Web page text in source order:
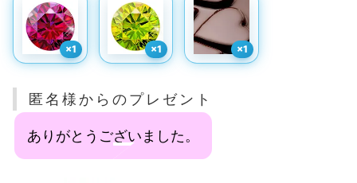
×1 ×1 ×1
匿名様からのプレゼント
ありがとうございました。